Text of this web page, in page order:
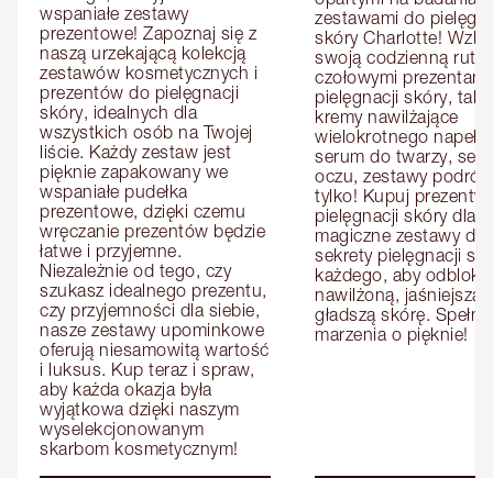
wspaniałe zestawy
prezentowe! Zapoznaj się z
naszą urzekającą kolekcją
zestawów kosmetycznych i
prezentów do pielęgnacji
skóry, idealnych dla
wszystkich osób na Twojej
liście. Każdy zestaw jest
pięknie zapakowany we
wspaniałe pudełka
prezentowe, dzięki czemu
wręczanie prezentów będzie
łatwe i przyjemne.
Niezależnie od tego, czy
szukasz idealnego prezentu,
czy przyjemności dla siebie,
nasze zestawy upominkowe
oferują niesamowitą wartość
i luksus. Kup teraz i spraw,
aby każda okazja była
wyjątkowa dzięki naszym
wyselekcjonowanym
skarbom kosmetycznym!
zestawami do
skóry Charlotte!
swoją codzienną
czołowymi
pielęgnacji skóry,
kremy nawilżające
wielokrotnego
serum do twarzy,
oczu, zestawy
tylko! Kupuj prezenty
pielęgnacji skóry dla
magiczne zestawy dla
sekrety pielęgnacji
każdego, aby
nawilżoną, jaśniejszą i
gładszą skórę.
marzenia o pięknie!